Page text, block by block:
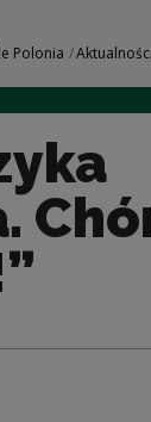
Polonia Aktualności